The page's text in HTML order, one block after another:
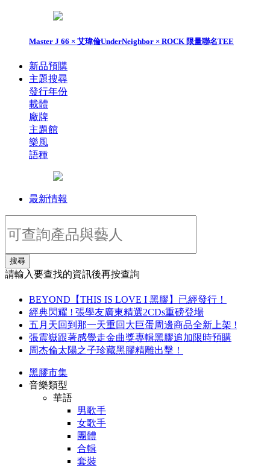
Master J 66 × 艾瑋倫UnderNeighbor × ROCK 限量聯名TEE
新品預購
主題搜尋
發行年份
載體
廠牌
主題館
樂風
語種
最新情報
搜尋
請輸入要查找的資訊後再按查詢
BEYOND【THIS IS LOVE I 黑膠】已經發行！
經典閃耀 ! 張學友廣東精選2CDs重磅登場
五月天回到那一天重回大巨蛋周邊商品全新上架 !
張震嶽跟著感覺走金曲獎專輯黑膠追加限時預購
周杰倫太陽之子珍藏黑膠精雕出擊！
黑膠市集
音樂類型
華語
男歌手
女歌手
團體
合輯
套裝